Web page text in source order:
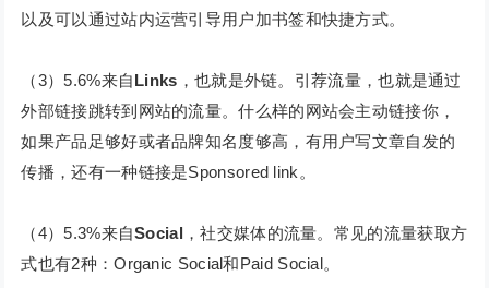
以及可以通过站内运营引导用户加书签和快捷方式。
（3）5.6%来自Links ，也就是外链。引荐流量，也就是通过
外部链接跳转到网站的流量。什么样的网站会主动链接你，
如果产品足够好或者品牌知名度够高，有用户写文章自发的
传播，还有一种链接是Sponsored link。
（4）5.3%来自Social ，社交媒体的流量。常见的流量获取方
式也有2种：Organic Social和Paid Social。